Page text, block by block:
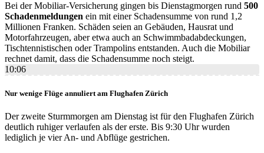
Bei der Mobiliar-Versicherung gingen bis Dienstagmorgen rund 500
Schadenmeldungen ein mit einer Schadensumme von rund 1,2
Millionen Franken. Schäden seien an Gebäuden, Hausrat und
Motorfahrzeugen, aber etwa auch an Schwimmbadabdeckungen,
Tischtennistischen oder Trampolins entstanden. Auch die Mobiliar
rechnet damit, dass die Schadensumme noch steigt.
10:06
Nur wenige Flüge annuliert am Flughafen Zürich
Der zweite Sturmmorgen am Dienstag ist für den Flughafen Zürich
deutlich ruhiger verlaufen als der erste. Bis 9:30 Uhr wurden
lediglich je vier An- und Abflüge gestrichen.